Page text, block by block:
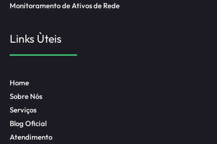
Monitoramento de Ativos de Rede
Links Ùteis
Home
Sobre Nós
Serviços
Blog Oficial
Atendimento